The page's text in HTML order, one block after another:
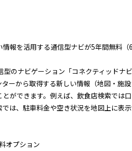
報を活用する通信型ナビが5年間無料（6
のナビゲーション「コネクティッドナ
ーから取得する新しい情報（地図・施
ができます。例えば、飲食店検索で
は、駐車料金や空き状況を地図上に表
オプション